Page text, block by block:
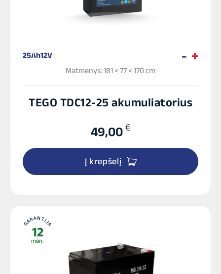
25Ah12V
Matmenys: 181 × 77 × 170 cm
TEGO TDC12-25 akumuliatorius
49,00 €
Į krepšelį
GARANTIJA
12
mėn.